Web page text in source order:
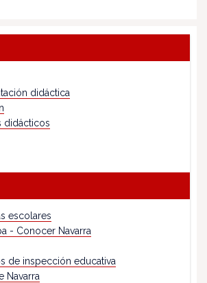
didáctica
didácticos
escolares
- Conocer Navarra
de inspección educativa
Navarra